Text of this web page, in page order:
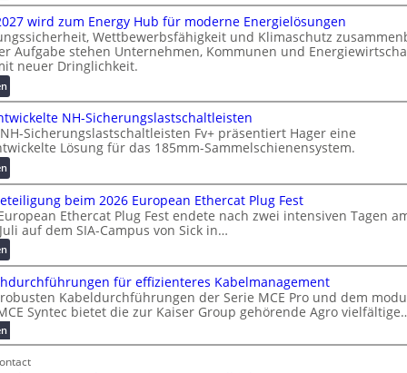
M
a
s
c
h
i
n
e
n
b
a
u
:
F
o
r
s
c
h
u
n
g
s
wird zum Energy Hub für moderne Energielösungen
Wettbewerbsfähigkeit und Klimaschutz
Aufgabe stehen Unternehmen, Kommunen und
neuer Dringlichkeit.
:
V
o
l
t
a
-
X
2
0
2
7
w
i
r
d
z
u
NH-Sicherungslastschaltleisten
Sicherungslastschaltleisten Fv+ präsentiert Hager eine
Lösung für das 185mm-Sammelschienensystem.
:
W
e
i
t
e
r
e
n
t
w
i
c
beim 2026 European Ethercat Plug Fest
Ethercat Plug Fest endete nach zwei intensiven Tagen
auf dem SIA-Campus von Sick in…
:
R
e
k
o
r
d
b
für effizienteres Kabelmanagement
Kabeldurchführungen der Serie MCE Pro und dem
Syntec bietet die zur Kaiser Group gehörende Agro
:
M
h